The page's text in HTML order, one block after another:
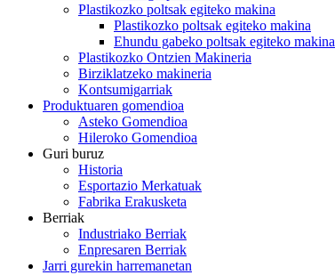
Plastikozko poltsak egiteko makina
Plastikozko poltsak egiteko makina
Ehundu gabeko poltsak egiteko makina
Plastikozko Ontzien Makineria
Birziklatzeko makineria
Kontsumigarriak
Produktuaren gomendioa
Asteko Gomendioa
Hileroko Gomendioa
Guri buruz
Historia
Esportazio Merkatuak
Fabrika Erakusketa
Berriak
Industriako Berriak
Enpresaren Berriak
Jarri gurekin harremanetan